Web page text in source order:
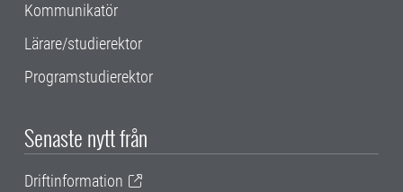
Kommunikatör
Lärare/studierektor
Programstudierektor
Senaste nytt från
Driftinformation